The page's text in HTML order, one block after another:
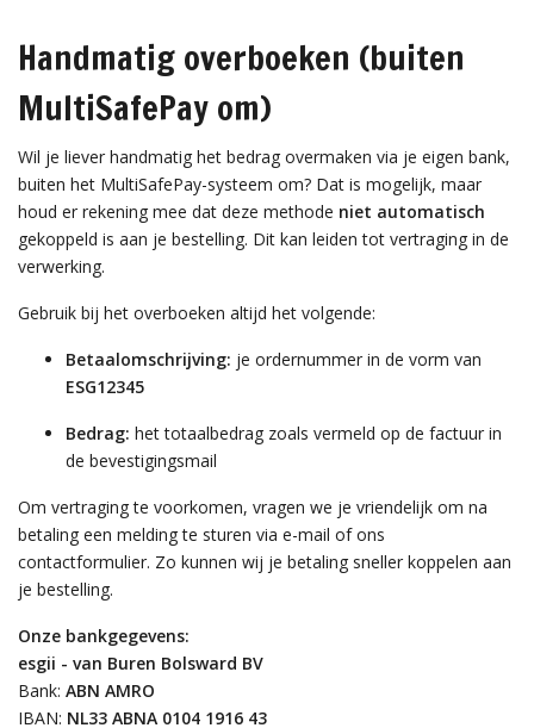
Handmatig overboeken (buiten
MultiSafePay om)
Wil je liever handmatig het bedrag overmaken via je eigen bank,
buiten het MultiSafePay-systeem om? Dat is mogelijk, maar
houd er rekening mee dat deze methode niet automatisch
gekoppeld is aan je bestelling. Dit kan leiden tot vertraging in de
verwerking.
Gebruik bij het overboeken altijd het volgende:
Betaalomschrijving: je ordernummer in de vorm van
ESG12345
Bedrag: het totaalbedrag zoals vermeld op de factuur in
de bevestigingsmail
Om vertraging te voorkomen, vragen we je vriendelijk om na
betaling een melding te sturen via e-mail of ons
contactformulier. Zo kunnen wij je betaling sneller koppelen aan
je bestelling.
Onze bankgegevens:
esgii - van Buren Bolsward BV
Bank: ABN AMRO
IBAN: NL33 ABNA 0104 1916 43